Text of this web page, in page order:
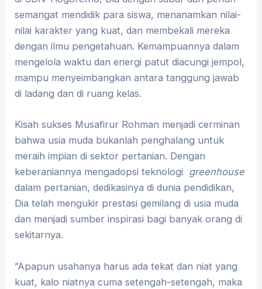
semangat mendidik para siswa, menanamkan nilai-
nilai karakter yang kuat, dan membekali mereka
dengan ilmu pengetahuan. Kemampuannya dalam
mengelola waktu dan energi patut diacungi jempol,
mampu menyeimbangkan antara tanggung jawab
di ladang dan di ruang kelas.
Kisah sukses Musafirur Rohman menjadi cerminan
bahwa usia muda bukanlah penghalang untuk
meraih impian di sektor pertanian. Dengan
keberaniannya mengadopsi teknologi greenhouse
dalam pertanian, dedikasinya di dunia pendidikan,
Dia telah mengukir prestasi gemilang di usia muda
dan menjadi sumber inspirasi bagi banyak orang di
sekitarnya.
”Apapun usahanya harus ada tekat dan niat yang
kuat, kalo niatnya cuma setengah-setengah, maka